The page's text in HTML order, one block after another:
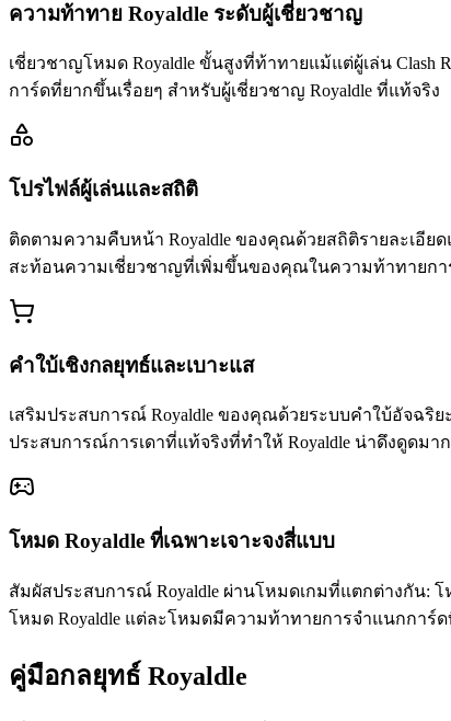
ความท้าทาย Royaldle ระดับผู้เชี่ยวชาญ
เชี่ยวชาญโหมด Royaldle ขั้นสูงที่ท้าทายแม้แต่ผู้เล่น
การ์ดที่ยากขึ้นเรื่อยๆ สำหรับผู้เชี่ยวชาญ Royaldle ที่แท้จริง
โปรไฟล์ผู้เล่นและสถิติ
ติดตามความคืบหน้า Royaldle ของคุณด้วยสถิติรายละเอี
สะท้อนความเชี่ยวชาญที่เพิ่มขึ้นของคุณในความท้าทายกา
คำใบ้เชิงกลยุทธ์และเบาะแส
เสริมประสบการณ์ Royaldle ของคุณด้วยระบบคำใบ้อัจฉริ
ประสบการณ์การเดาที่แท้จริงที่ทำให้ Royaldle น่าดึงดูดมาก
โหมด Royaldle ที่เฉพาะเจาะจงสี่แบบ
สัมผัสประสบการณ์ Royaldle ผ่านโหมดเกมที่แตกต่างกั
โหมด Royaldle แต่ละโหมดมีความท้าทายการจำแนกการ์ด
คู่มือกลยุทธ์ Royaldle